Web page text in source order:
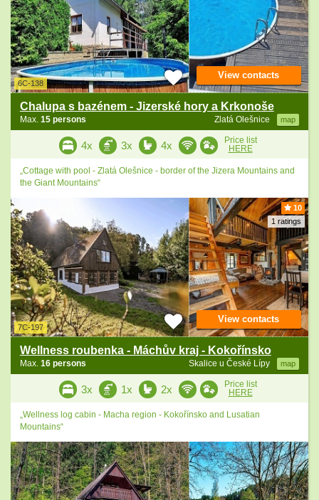
6C-138
Chalupa s bazénem - Jizerské hory a Krkonoše
Zlatá Olešnice map
Max. 15 persons
View contacts
4x 3x 4x
Price list
HERE
„Cottage with pool - Zlatá Olešnice - border of the Jizera Mountains and
the Giant Mountains“
10
1 ratings
7C-197
Wellness roubenka - Máchův kraj - Kokořínsko
Skalice u České Lípy map
Max. 16 persons
View contacts
3x 1x 2x
Price list
HERE
„Wellness log cabin - Macha region - Kokořínsko and Lusatian
Mountains“